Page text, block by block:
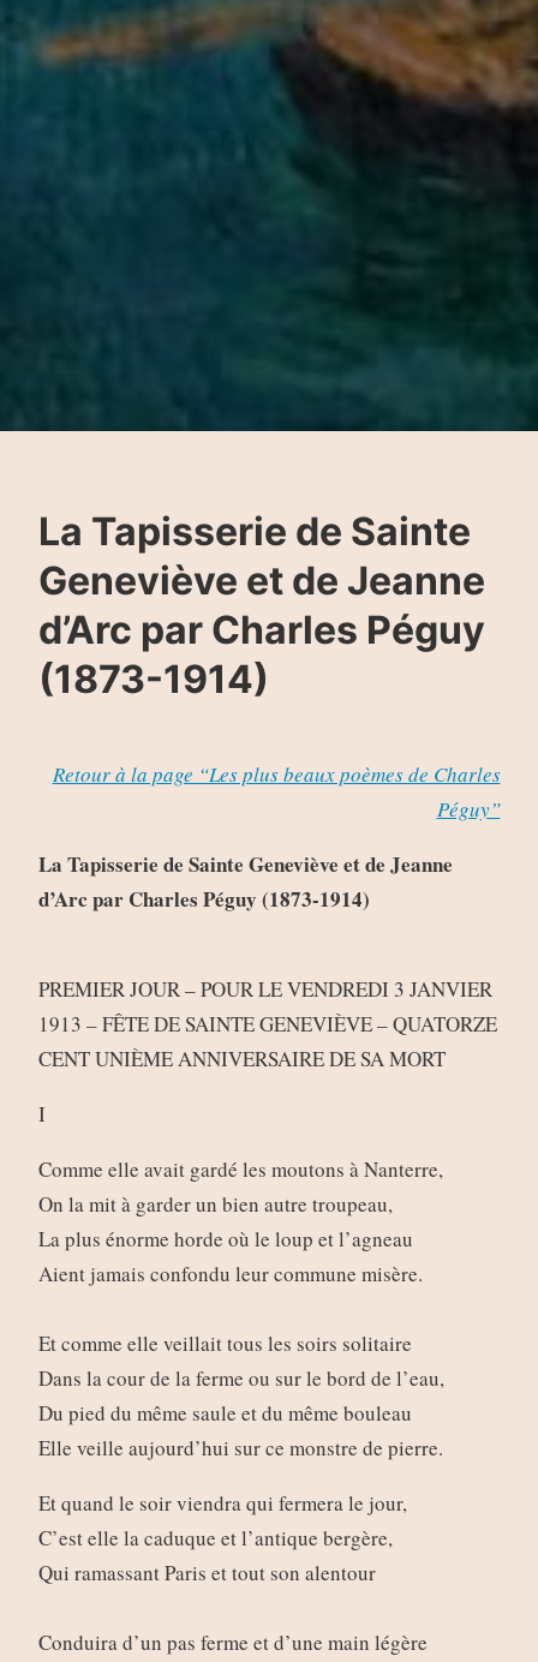
La Tapisserie de Sainte
Geneviève et de Jeanne
d’Arc par Charles Péguy
(1873-1914)
Retour à la page “Les plus beaux poèmes de Charles
Péguy”
La Tapisserie de Sainte Geneviève et de Jeanne
d’Arc par Charles Péguy (1873-1914)
PREMIER JOUR – POUR LE VENDREDI 3 JANVIER
1913 – FÊTE DE SAINTE GENEVIÈVE – QUATORZE
CENT UNIÈME ANNIVERSAIRE DE SA MORT
I
Comme elle avait gardé les moutons à Nanterre,
On la mit à garder un bien autre troupeau,
La plus énorme horde où le loup et l’agneau
Aient jamais confondu leur commune misère.
Et comme elle veillait tous les soirs solitaire
Dans la cour de la ferme ou sur le bord de l’eau,
Du pied du même saule et du même bouleau
Elle veille aujourd’hui sur ce monstre de pierre.
Et quand le soir viendra qui fermera le jour,
C’est elle la caduque et l’antique bergère,
Qui ramassant Paris et tout son alentour
Conduira d’un pas ferme et d’une main légère